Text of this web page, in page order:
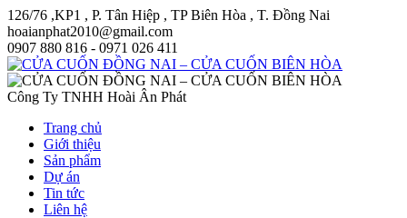
126/76 ,KP1 , P. Tân Hiệp , TP Biên Hòa , T. Đồng Nai
hoaianphat2010@gmail.com
0907 880 816 - 0971 026 411
Công Ty TNHH Hoài Ân Phát
Trang chủ
Giới thiệu
Sản phẩm
Dự án
Tin tức
Liên hệ